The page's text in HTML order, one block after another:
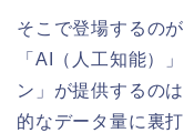
そこで登場するの
「AI（人工知能）
ン」が提供するの
的なデータ量に裏